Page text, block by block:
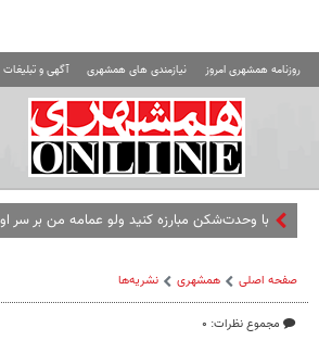
روزنامه همشهری امروز نیازمندی های همشهری آگهی و تبلیغات
با وحدت‌شکن مبارزه کنید ولو عمامه من بر سر او
صفحه اصلی همشهری نشریه‌ها
مجموع نظرات: ۰